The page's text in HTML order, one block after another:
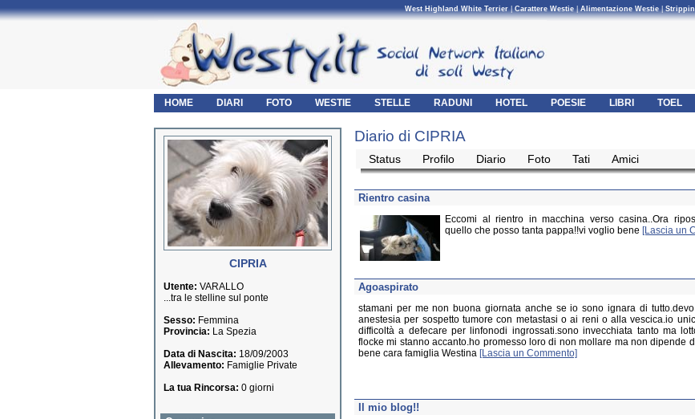
West Highland White Terrier|Carattere Westie|Alimentazione Westie|
HOME DIARI FOTO WESTIE STELLE RADUNI HOTEL POESIE LIBRI TOEL
CIPRIA
Utente: VARALLO
...tra le stelline sul ponte
Sesso: Femmina
Provincia: La Spezia
Data di Nascita: 18/09/2003
Allevamento: Famiglie Private
La tua Rincorsa: 0 giorni
Diario di CIPRIA
Status Profilo Diario Foto Tati Amici
Rientro casina
Eccomi al rientro in macchina verso casina..Ora
quello che posso tanta pappa!!vi voglio bene [Lascia un
Agoaspirato
stamani per me non buona giornata anche se io sono ignara di
anestesia per sospetto tumore con metastasi o ai reni o alla vescica.io
difficoltà a defecare per linfonodi ingrossati.sono invecchiata tanto ma
flocke mi stanno accanto.ho promesso loro di non mollare ma non dipende
bene cara famiglia Westina [Lascia un Commento]
Il mio blog!!